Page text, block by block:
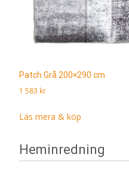
Patch Grå 200×290 cm
1 583 kr
Läs mera & köp
Heminredning